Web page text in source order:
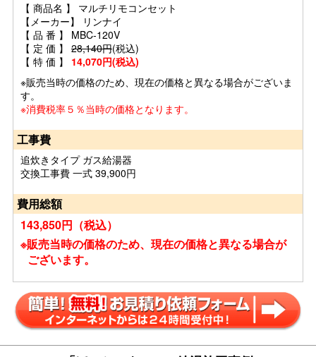
【 商品名 】 マルチリモコンセット
【メーカー】 リンナイ
【 品 番 】 MBC-120V
【 定 価 】 28,140円(税込)
【 特 価 】 14,070円(税込)
※販売当時の価格のため、現在の価格と異なる場合がございま
す。
※消費税率５％当時の価格となります。
工事費
追炊きタイプ ガス給湯器
交換工事費 一式 39,900円
費用総額
143,850円（税込）
※販売当時の価格のため、現在の価格と異なる場合が
ございます。